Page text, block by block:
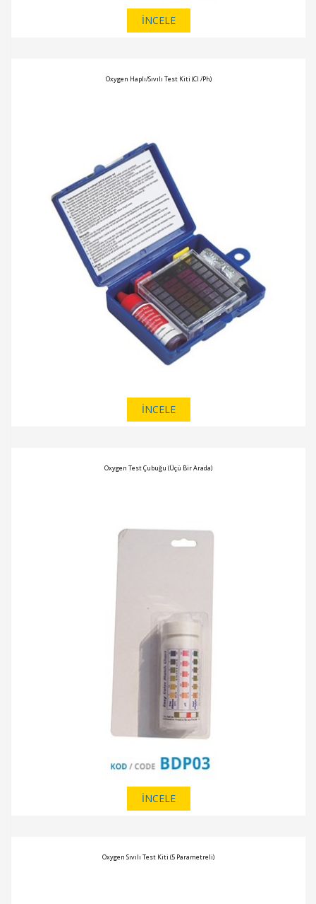
İNCELE
Oxygen Haplı/Sıvılı Test Kiti (Cl /Ph)
İNCELE
Oxygen Test Çubuğu (Üçü Bir Arada)
İNCELE
Oxygen Sıvılı Test Kiti (5 Parametreli)